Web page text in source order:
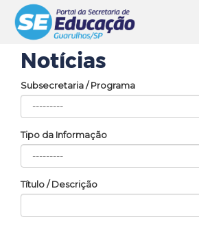
Notícias
Subsecretaria / Programa
Tipo da Informação
Título / Descrição